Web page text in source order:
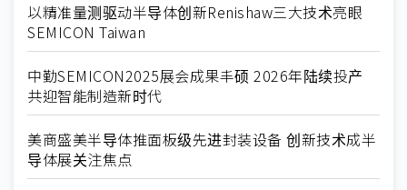
以精准量测驱动半导体创新Renishaw三大技术亮眼
SEMICON Taiwan
中勤SEMICON2025展会成果丰硕 2026年陆续投产
共迎智能制造新时代
美商盛美半导体推面板级先进封装设备 创新技术成半
导体展关注焦点